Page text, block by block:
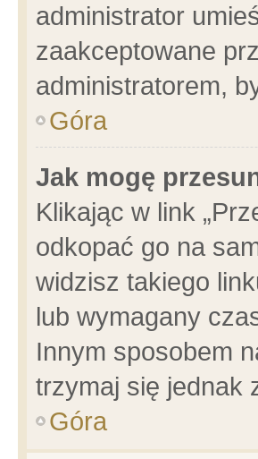
administrator
zaakceptowane
administratorem,
Góra
Jak mogę
Klikając w link
odkopać go na
widzisz takiego
lub wymagany
Innym sposobem
trzymaj się jednak
Góra